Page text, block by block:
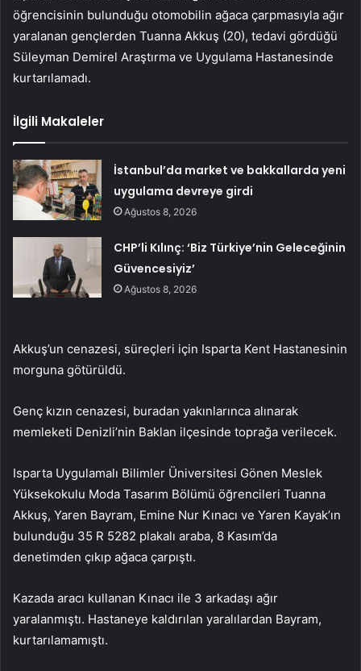
öğrencisinin bulunduğu otomobilin ağaca çarpmasıyla ağır
yaralanan gençlerden Tuanna Akkuş (20), tedavi gördüğü
Süleyman Demirel Araştırma ve Uygulama Hastanesinde
kurtarılamadı.
İlgili Makaleler
İstanbul’da market ve bakkallarda yeni
uygulama devreye girdi
Ağustos 8, 2026
CHP’li Kılınç: ‘Biz Türkiye’nin Geleceğinin
Güvencesiyiz’
Ağustos 8, 2026
Akkuş’un cenazesi, süreçleri için Isparta Kent Hastanesinin
morguna götürüldü.
Genç kızın cenazesi, buradan yakınlarınca alınarak
memleketi Denizli’nin Baklan ilçesinde toprağa verilecek.
Isparta Uygulamalı Bilimler Üniversitesi Gönen Meslek
Yüksekokulu Moda Tasarım Bölümü öğrencileri Tuanna
Akkuş, Yaren Bayram, Emine Nur Kınacı ve Yaren Kayak’ın
bulunduğu 35 R 5282 plakalı araba, 8 Kasım’da
denetimden çıkıp ağaca çarpıştı.
Kazada aracı kullanan Kınacı ile 3 arkadaşı ağır
yaralanmıştı. Hastaneye kaldırılan yaralılardan Bayram,
kurtarılamamıştı.